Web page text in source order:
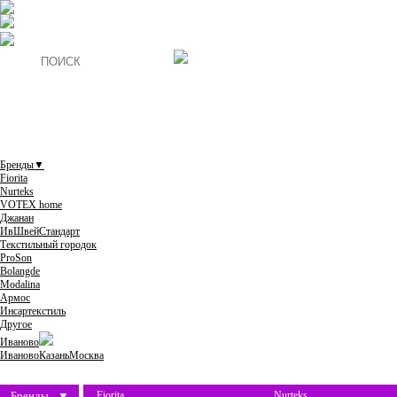
Бренды▼
Fiorita
Nurteks
VOTEX home
Джанан
ИвШвейСтандарт
Текстильный городок
ProSon
Bolangde
Modalina
Армос
Инсартекстиль
Другое
Иваново
ИвановоКазаньМосква